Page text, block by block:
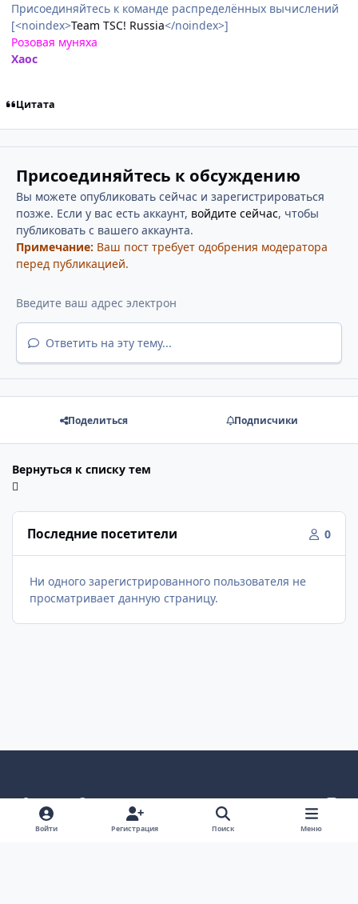
Присоединяйтесь к команде распределённых вычислений
[<noindex>Team TSC! Russia</noindex>]
Розовая муняха
Хаос
Цитата
Присоединяйтесь к обсуждению
Вы можете опубликовать сейчас и зарегистрироваться
позже. Если у вас есть аккаунт, войдите сейчас, чтобы
публиковать с вашего аккаунта.
Примечание: Ваш пост требует одобрения модератора
перед публикацией.
Ответить на эту тему...
Поделиться Подписчики
Вернуться к списку тем
Последние посетители 0
Ни одного зарегистрированного пользователя не
просматривает данную страницу.
Светлый режим
Темный режим
Как в системе
v
k
Политика конфиденциальности
Войти Регистрация Поиск Меню